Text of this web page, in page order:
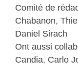
Comité de
Chabanon,
Daniel Sirach
Ont aussi
Candia, Carlo